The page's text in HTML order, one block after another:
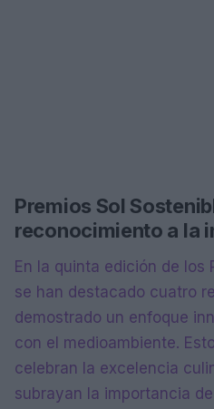
Premios Sol
reconocimiento a la
En la quinta edición de los
se han destacado cuatro
demostrado un enfoque
con el medioambiente.
celebran la excelencia
subrayan la importancia